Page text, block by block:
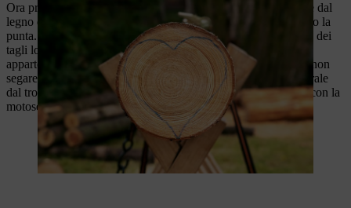
Ora prendere la
per scolpire la forma base del cuore dal
legno del tronco. Mettere la motosega al centro e guidarla verso la
punta. Ripetere il taglio sull'altro lato. Segare il tronco alla fine dei
tagli longitudinali in modo da poter rimuovere le parti che non
appartengono alla forma del cuore. Tuttavia, fare attenzione a non
segare così profondamente nel legno da separare il pezzo centrale
dal tronco. Seguire la curva della forma del cuore in due tagli con la
motosega. Staccare il legno rimanente come descritto prima.